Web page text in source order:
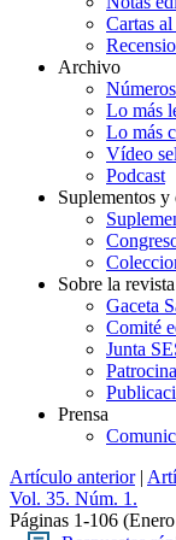
Cartas
Archivo
Lo más
Lo más
Vídeo
Podcast
Suplementos y
Sobre la revista
Gaceta
Comité
Junta
Prensa
Artículo anterior|
Vol. 35. Núm. 1.
Páginas 1-106